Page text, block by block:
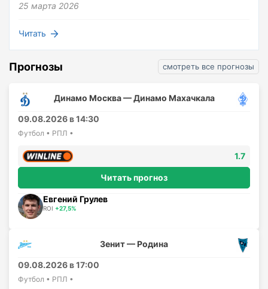
25 марта 2026
Читать
Прогнозы смотреть все прогнозы
Динамо Москва — Динамо Махачкала
09.08.2026 в 14:30
Футбол • РПЛ •
1.7
Читать прогноз
Евгений Грулев
ROI +27,5%
Зенит — Родина
09.08.2026 в 17:00
Футбол • РПЛ •